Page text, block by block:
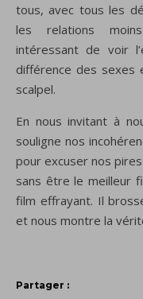
tous, avec tous les
les relations
intéressant de voir
différence des sexes
scalpel.
En nous invitant à
souligne nos
pour excuser nos pires
sans être le meilleur
film effrayant. Il
et nous montre la
Partager :